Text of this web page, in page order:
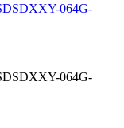
064G-
064G-